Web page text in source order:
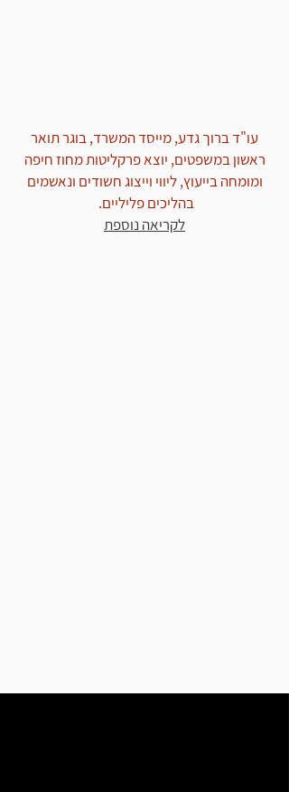
עו"ד ברוך גדע, מייסד המשרד, בוגר תואר
ראשון במשפטים, יוצא פרקליטות מחוז חיפה
ומומחה בייעוץ, ליווי וייצוג חשודים ונאשמים
בהליכים פליליים.
לקריאה נוספת